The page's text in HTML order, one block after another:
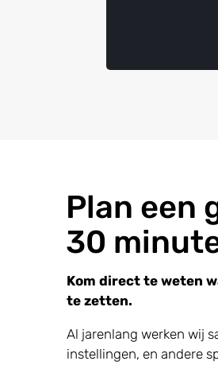
Plan een
30
Kom direct te weten
te zetten.
Al jarenlang werken wij
instellingen, en andere